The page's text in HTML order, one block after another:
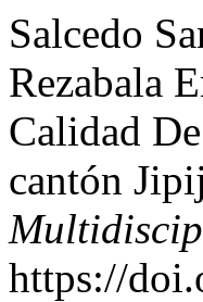
Salcedo
Rezabala
Calidad
cantón
https://